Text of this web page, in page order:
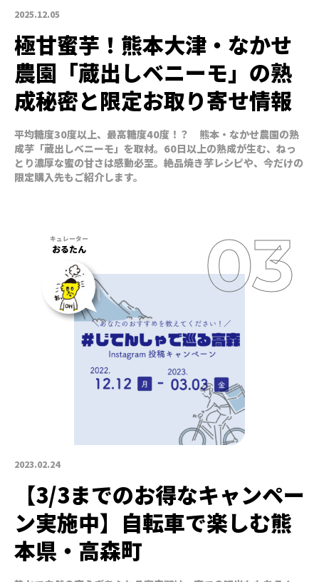
2025.12.05
極甘蜜芋！熊本大津・なかせ
農園「蔵出しベニーモ」の熟
成秘密と限定お取り寄せ情報
平均糖度30度以上、最高糖度40度！？ 熊本・なかせ農園の熟
成芋「蔵出しベニーモ」を取材。60日以上の熟成が生む、ねっ
とり濃厚な蜜の甘さは感動必至。絶品焼き芋レシピや、今だけの
限定購入先もご紹介します。
2023.02.24
おるたん
【3/3までのお得なキャンペー
ン実施中】自転車で楽しむ熊
本県・高森町